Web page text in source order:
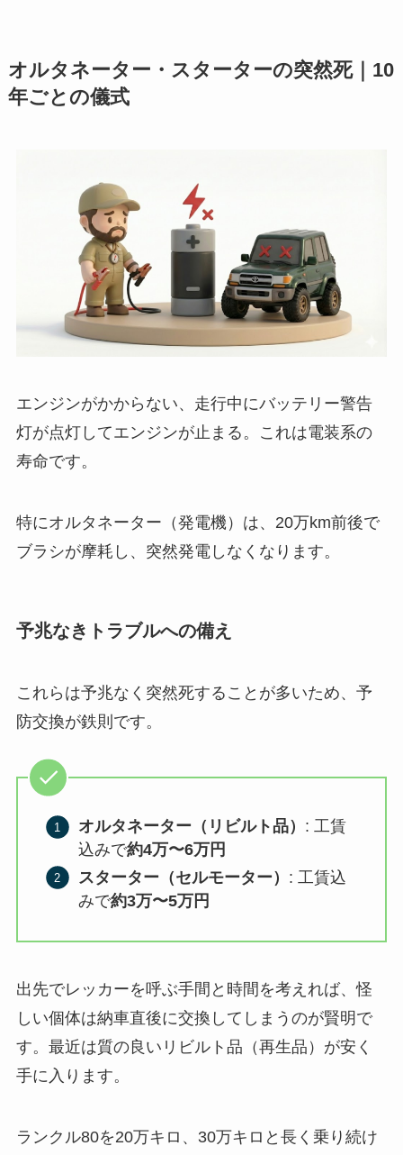
オルタネーター・スターターの突然死｜10
年ごとの儀式
エンジンがかからない、走行中にバッテリー警告
灯が点灯してエンジンが止まる。これは電装系の
寿命です。
特にオルタネーター（発電機）は、20万km前後で
ブラシが摩耗し、突然発電しなくなります。
予兆なきトラブルへの備え
これらは予兆なく突然死することが多いため、予
防交換が鉄則です。
オルタネーター（リビルト品） : 工賃
込みで約4万〜6万円
スターター（セルモーター） : 工賃込
みで約3万〜5万円
出先でレッカーを呼ぶ手間と時間を考えれば、怪
しい個体は納車直後に交換してしまうのが賢明で
す。最近は質の良いリビルト品（再生品）が安く
手に入ります。
ランクル80を20万キロ、30万キロと長く乗り続け